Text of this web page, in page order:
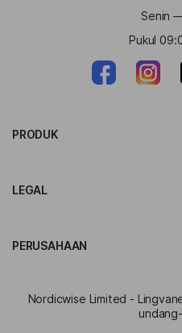
Senin
Pukul
PRODUK
Penerjemah
LEGAL
Formulir
PERUSAHAAN
Kit
Nordicwise Limited -